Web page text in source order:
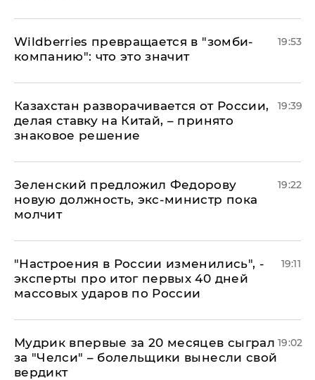
Wildberries превращается в "зомби-
компанию": что это значит
19:53
Казахстан разворачивается от России,
делая ставку на Китай, – принято
знаковое решение
19:39
Зеленский предложил Федорову
новую должность, экс-министр пока
молчит
19:22
"Настроения в России изменились", -
эксперты про итог первых 40 дней
массовых ударов по России
19:11
Мудрик впервые за 20 месяцев сыграл
за "Челси" – болельщики вынесли свой
вердикт
19:02